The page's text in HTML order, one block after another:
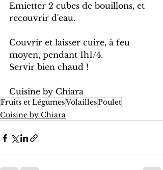
Emietter 2 cubes de bouillons, et
recouvrir d'eau.
Couvrir et laisser cuire, à feu
moyen, pendant 1h1/4.
Servir bien chaud !
Cuisine by Chiara
Fruits et LégumesVolaillesPoulet
Cuisine by Chiara